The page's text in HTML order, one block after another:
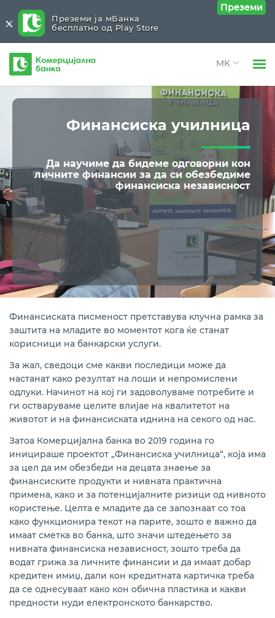
Open
Физички лица
Правни лица
Open
Open
Close submenu (Општествена одговорност)
Општествена одговорност
Комерцијална банка за општеството
Нашиот придонес
Финансиска училница
Извештаи
Комерцијална
банка
Финансиска училница
Да научиме да бидеме одговорни кон
личните финансии за да си обезбедиме
финансиска независност
Финансиската писменост претставува клучна рамка за
заштита на младите во моментот кога ќе станат
корисници на банкарски услуги.
За жал, сведоци сме какви последици може да
настанат како резултат на лоши и непромислени
одлуки. Начинот на кој ги задоволуваме потребите и
ги остваруваме целите влијае на квалитетот на
животот и на финансиската иднина на секого од нас.
Затоа Комерцијална банка во 2019 година го
иницираше проектот „Финансиска училница“, која има
за цел да им обезбеди на децата знаење за
финансиските продукти и нивната практична
примена, како и за потенцијалните ризици од нивното
користење. Целта е младите да се запознаат со тоа
како функционира текот на парите, зошто е важно да
имаат сметка во банка, што значи штедењето за
нивната финансиска независност, зошто треба да
водат грижа за личните финансии и да имаат добар
кредитен имиџ, дали кон кредитната картичка треба
да се однесуваат како кон обична пластика и какви
предности нуди електронското банкарство.
Преземи ја мБанка
бесплатно од Play Store
Преземи